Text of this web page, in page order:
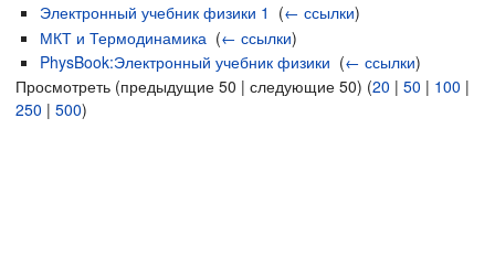
Электронный учебник физики 1 (← ссылки)
МКТ и Термодинамика (← ссылки)
PhysBook:Электронный учебник физики (← ссылки)
Просмотреть (предыдущие 50 | следующие 50) (20 | 50 | 100 |
250 | 500)